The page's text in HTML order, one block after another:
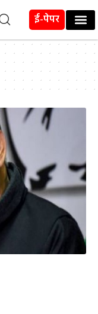
ई-पेपर